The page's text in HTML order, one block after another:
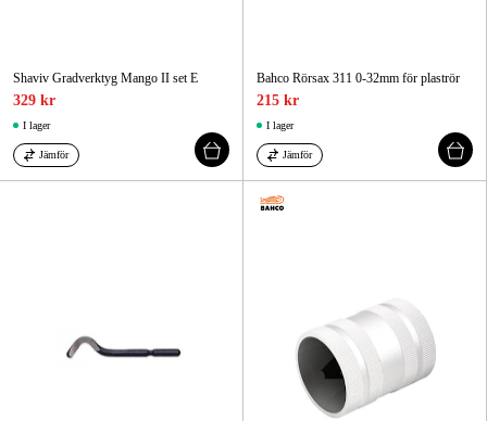
Shaviv Gradverktyg Mango II set E
329 kr
I lager
Jämför
Bahco Rörsax 311 0-32mm för plaströr
215 kr
I lager
Jämför